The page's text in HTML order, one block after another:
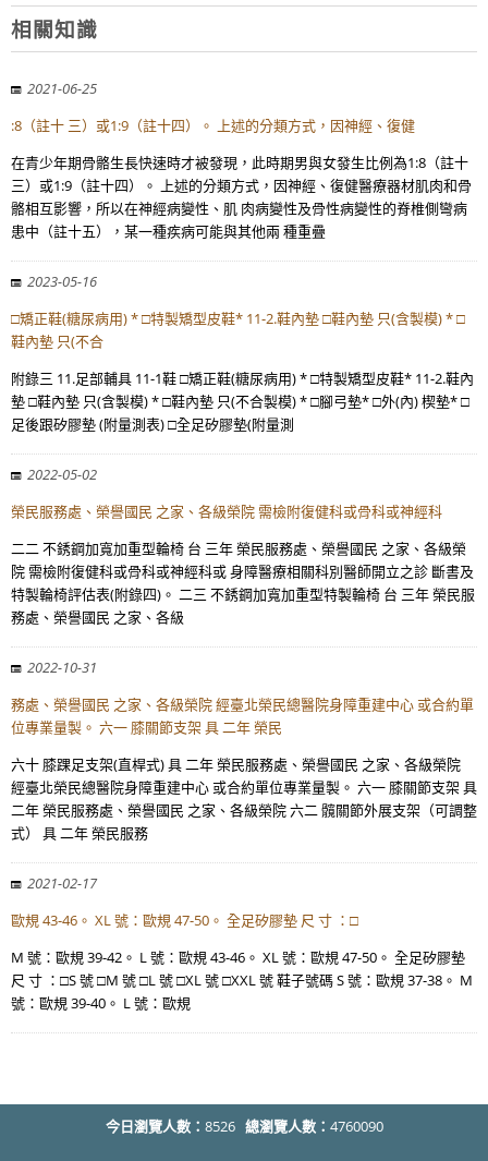
相關知識
2021-06-25
:8（註十 三）或1:9（註十四）。 上述的分類方式，因神經、復健
在青少年期骨骼生長快速時才被發現，此時期男與女發生比例為1:8（註十
三）或1:9（註十四）。 上述的分類方式，因神經、復健醫療器材肌肉和骨
骼相互影響，所以在神經病變性、肌 肉病變性及骨性病變性的脊椎側彎病
患中（註十五），某一種疾病可能與其他兩 種重疊
2023-05-16
□矯正鞋(糖尿病用) * □特製矯型皮鞋* 11-2.鞋內墊 □鞋內墊 只(含製模) * □
鞋內墊 只(不合
附錄三 11.足部輔具 11-1鞋 □矯正鞋(糖尿病用) * □特製矯型皮鞋* 11-2.鞋內
墊 □鞋內墊 只(含製模) * □鞋內墊 只(不合製模) * □腳弓墊* □外(內) 楔墊* □
足後跟矽膠墊 (附量測表) □全足矽膠墊(附量測
2022-05-02
榮民服務處、榮譽國民 之家、各級榮院 需檢附復健科或骨科或神經科
二二 不銹鋼加寬加重型輪椅 台 三年 榮民服務處、榮譽國民 之家、各級榮
院 需檢附復健科或骨科或神經科或 身障醫療相關科別醫師開立之診 斷書及
特製輪椅評估表(附錄四)。 二三 不銹鋼加寬加重型特製輪椅 台 三年 榮民服
務處、榮譽國民 之家、各級
2022-10-31
務處、榮譽國民 之家、各級榮院 經臺北榮民總醫院身障重建中心 或合約單
位專業量製。 六一 膝關節支架 具 二年 榮民
六十 膝踝足支架(直桿式) 具 二年 榮民服務處、榮譽國民 之家、各級榮院
經臺北榮民總醫院身障重建中心 或合約單位專業量製。 六一 膝關節支架 具
二年 榮民服務處、榮譽國民 之家、各級榮院 六二 髖關節外展支架（可調整
式） 具 二年 榮民服務
2021-02-17
歐規 43-46。 XL 號：歐規 47-50。 全足矽膠墊 尺 寸 ：□
M 號：歐規 39-42。 L 號：歐規 43-46。 XL 號：歐規 47-50。 全足矽膠墊
尺 寸 ：□S 號 □M 號 □L 號 □XL 號 □XXL 號 鞋子號碼 S 號：歐規 37-38。 M
號：歐規 39-40。 L 號：歐規
今日瀏覽人數： 8526 總瀏覽人數： 4760090